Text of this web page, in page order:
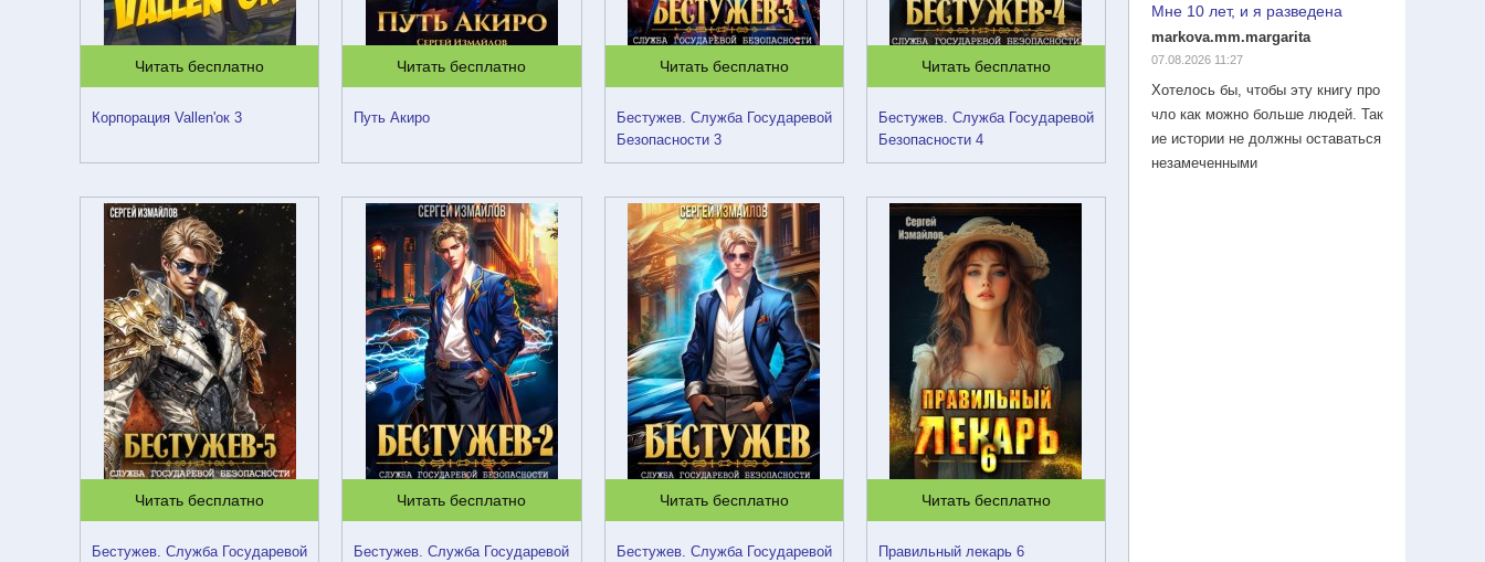
Читать бесплатно
Корпорация Vallen'ок 3
Читать бесплатно
Путь Акиро
Читать бесплатно
Бестужев. Служба Государевой
Безопасности 3
Читать бесплатно
Бестужев. Служба Государевой
Безопасности 4
Читать бесплатно
Бестужев. Служба Государевой
Читать бесплатно
Бестужев. Служба Государевой
Читать бесплатно
Бестужев. Служба Государевой
Читать бесплатно
Правильный лекарь 6
Мне 10 лет, и я разведена
markova.mm.margarita
07.08.2026 11:27
Хотелось бы, чтобы эту книгу про
чло как можно больше людей. Так
ие истории не должны оставаться
незамеченными